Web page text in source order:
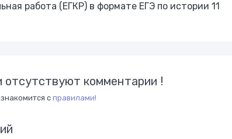
работа (ЕГКР) в формате ЕГЭ по истории 11
отсутствуют комментарии !
с правилами!